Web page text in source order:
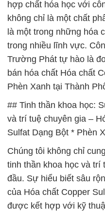
hợp chất hóa học với
không chỉ là một chất
là một trong những hóa
trong nhiều lĩnh vực.
Trường Phát tự hào là
bán hóa chất Hóa chất
Phèn Xanh tại Thành
## Tinh thần khoa học:
và trí tuệ chuyên gia –
Sulfat Dạng Bột * Phèn
Chúng tôi không chỉ
tinh thần khoa học và trí
đầu. Sự hiểu biết sâu
của Hóa chất Copper
được kết hợp với kỹ